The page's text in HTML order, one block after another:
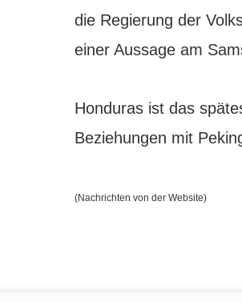
die Regierung der
einer Aussage am
Honduras ist das
Beziehungen mit
(Nachrichten von der Website)